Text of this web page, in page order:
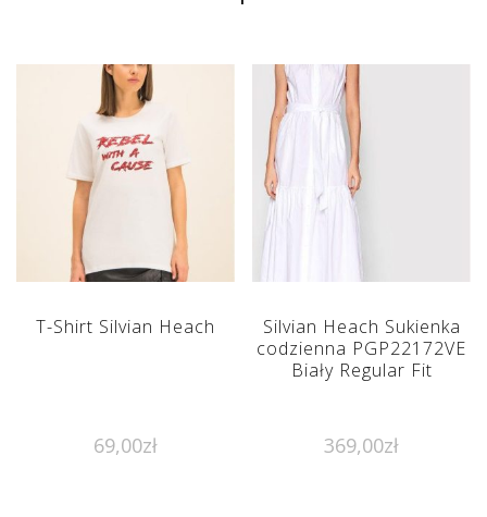
T-Shirt Silvian Heach
69,00zł
Silvian Heach Sukienka
codzienna PGP22172VE
Biały Regular Fit
369,00zł